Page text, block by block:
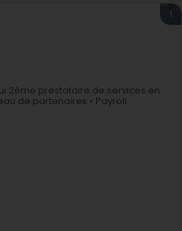
1
2ème prestataire de services en
de partenaires « Payroll